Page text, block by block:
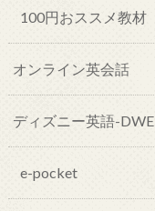
100円おススメ教材
オンライン英会話
ディズニー英語-DWE
e-pocket